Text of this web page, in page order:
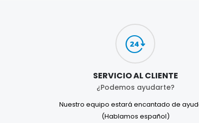
SERVICIO AL CLIENTE
¿Podemos ayudarte?
Nuestro equipo estará encantado de
(Hablamos español)